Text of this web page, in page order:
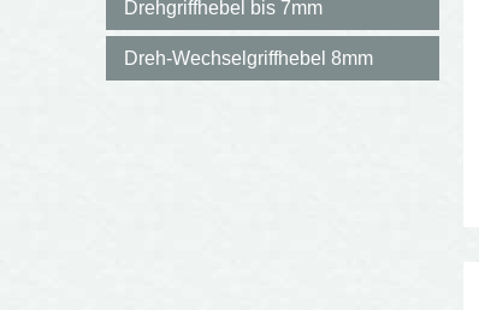
Drehgriffhebel bis 7mm
Dreh-Wechselgriffhebel 8mm